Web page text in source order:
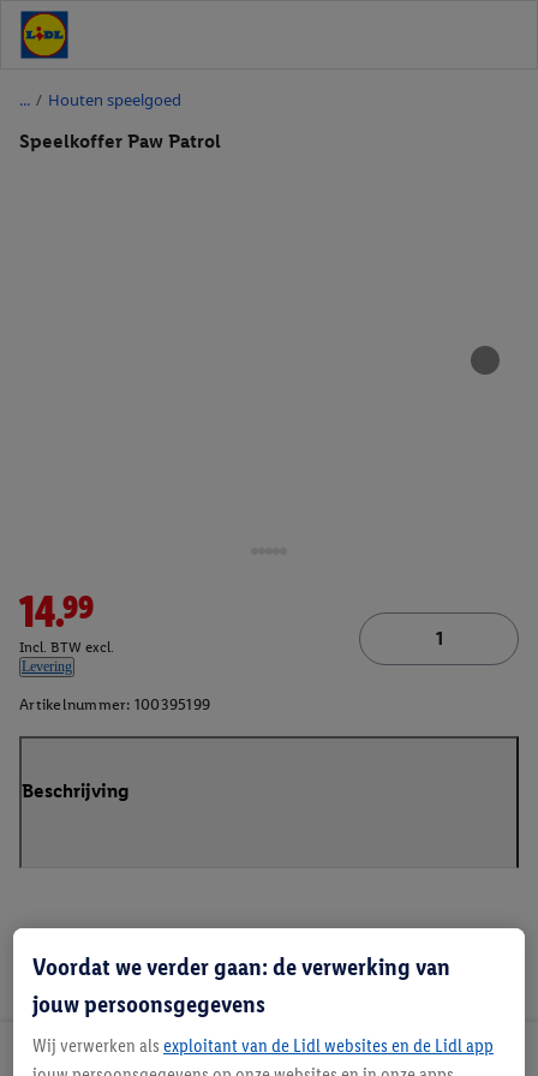
/ Houten speelgoed
Speelkoffer Paw Patrol
14.99
Incl. BTW excl.
Levering
Artikelnummer: 100395199
Beschrijving
Lidl Nieuwsbrief
Voordat we verder gaan: de verwerking van
jouw persoonsgegevens
Wij verwerken als exploitant van de Lidl websites en de Lidl app